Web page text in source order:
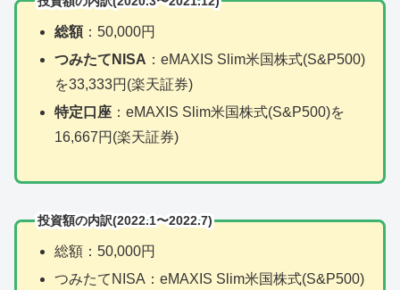
総額：50,000円
つみたてNISA ：eMAXIS Slim米国株式(S&P500)
を33,333円(楽天証券)
特定口座：eMAXIS Slim米国株式(S&P500)を
16,667円(楽天証券)
投資額の内訳(2022.1〜2022.7)
総額：50,000円
つみたてNISA：eMAXIS Slim米国株式(S&P500)